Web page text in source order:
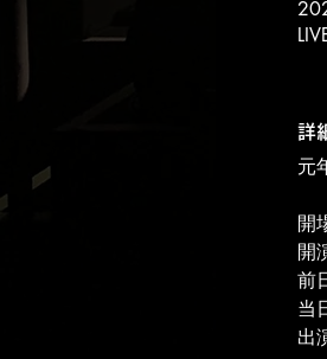
詳
元
開
開
前
当
出